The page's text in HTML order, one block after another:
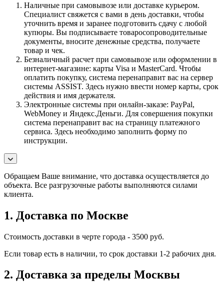
Наличные при самовывозе или доставке курьером.
Специалист свяжется с вами в день доставки, чтобы
уточнить время и заранее подготовить сдачу с любой
купюры. Вы подписываете товаросопроводительные
документы, вносите денежные средства, получаете
товар и чек.
Безналичный расчет при самовывозе или оформлении в
интернет-магазине: карты Visa и MasterCard. Чтобы
оплатить покупку, система перенаправит вас на сервер
системы ASSIST. Здесь нужно ввести номер карты, срок
действия и имя держателя.
Электронные системы при онлайн-заказе: PayPal,
WebMoney и Яндекс.Деньги. Для совершения покупки
система перенаправит вас на страницу платежного
сервиса. Здесь необходимо заполнить форму по
инструкции.
Обращаем Ваше внимание, что доставка осуществляется до
объекта. Все разгрузочные работы выполняются силами
клиента.
1. Доставка по Москве
Стоимость доставки в черте города - 3500 руб.
Если товар есть в наличии, то срок доставки 1-2 рабочих дня.
2. Доставка за пределы Москвы